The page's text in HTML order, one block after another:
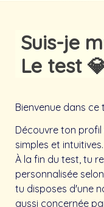
Suis-je
Le test
Bienvenue dans
Découvre ton
simples et intuitives.
À la fin du test, tu
personnalisée
tu disposes d'une
aussi concernée